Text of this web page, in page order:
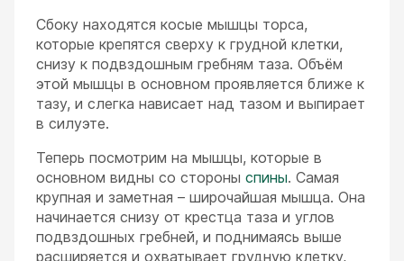
Сбоку находятся косые мышцы торса,
которые крепятся сверху к грудной клетки,
снизу к подвздошным гребням таза. Объём
этой мышцы в основном проявляется ближе к
тазу, и слегка нависает над тазом и выпирает
в силуэте.
Теперь посмотрим на мышцы, которые в
основном видны со стороны спины. Самая
крупная и заметная – широчайшая мышца. Она
начинается снизу от крестца таза и углов
подвздошных гребней, и поднимаясь выше
расширяется и охватывает грудную клетку,